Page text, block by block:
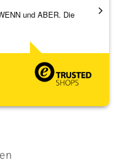
und ABER. Die
Die